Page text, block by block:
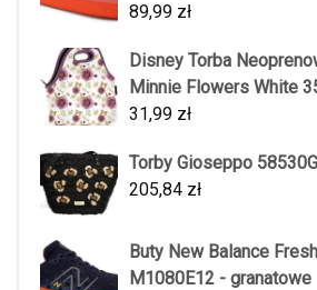
89,99 zł
Disney Torba
Minnie Flowers White
31,99 zł
Torby Gioseppo 58530G
205,84 zł
Buty New Balance
M1080E12 - granatowe